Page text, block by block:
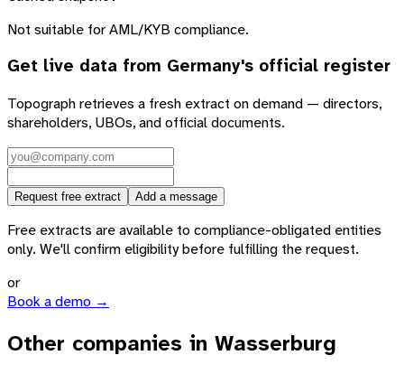
Not suitable for AML/KYB compliance.
Get live data from Germany's official register
Topograph retrieves a fresh extract on demand — directors,
shareholders, UBOs, and official documents.
Request free extract Add a message
Free extracts are available to compliance-obligated entities
only. We'll confirm eligibility before fulfilling the request.
or
Book a demo →
Other companies in Wasserburg